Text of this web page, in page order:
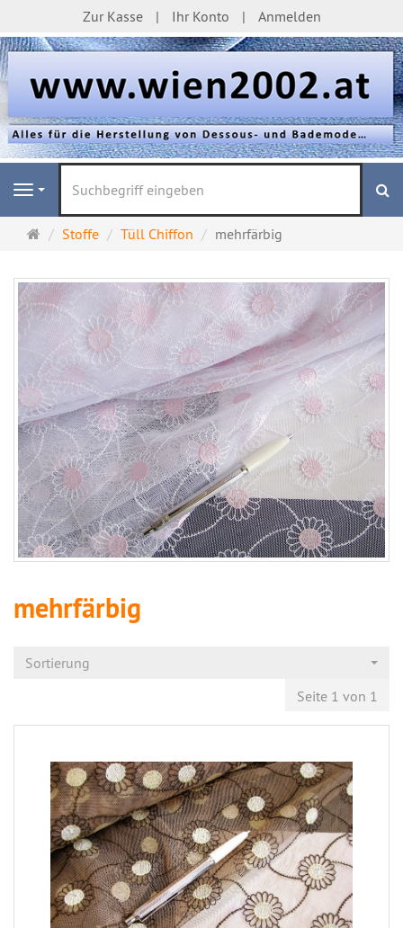
Zur Kasse Ihr Konto Anmelden
Navigation
Startseite
Stoffe Tüll Chiffon mehrfärbig
mehrfärbig
Sortierung
Seite 1 von 1